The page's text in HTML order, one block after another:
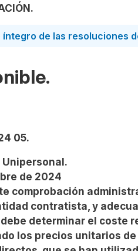
de las resoluciones
05.
de 2024
comprobación
contratista, y
determinar el coste
los precios unitarios